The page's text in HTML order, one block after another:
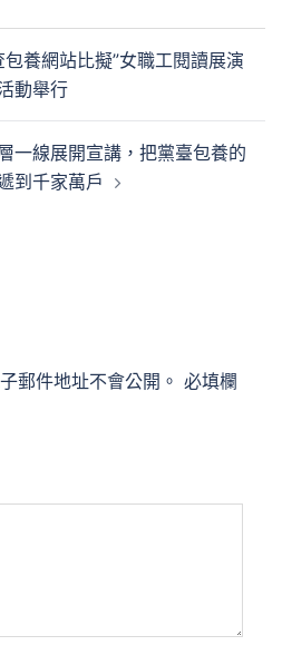
養網站比擬”女職工閱讀展演
動舉行
一線展開宣講，把黨臺包養的
到千家萬戶
郵件地址不會公開。 必填欄